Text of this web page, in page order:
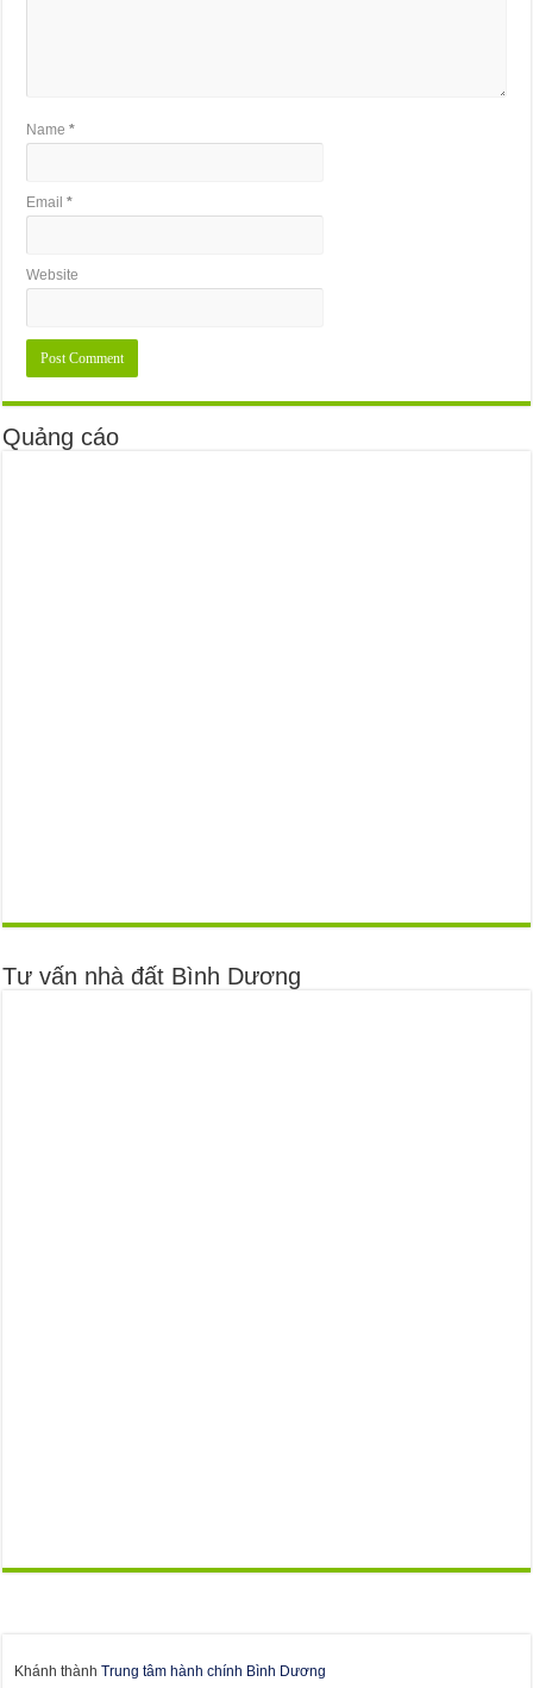
Name*
Email*
Website
Quảng cáo
Tư vấn nhà đất Bình Dương
Khánh thànhTrung tâm hành chính Bình Dương